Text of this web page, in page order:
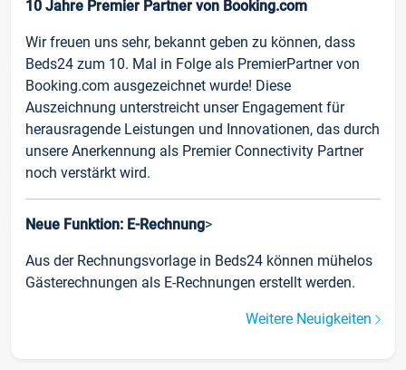
10 Jahre Premier Partner von Booking.com
Wir freuen uns sehr, bekannt geben zu können, dass
Beds24 zum 10. Mal in Folge als PremierPartner von
Booking.com ausgezeichnet wurde! Diese
Auszeichnung unterstreicht unser Engagement für
herausragende Leistungen und Innovationen, das durch
unsere Anerkennung als Premier Connectivity Partner
noch verstärkt wird.
Neue Funktion: E-Rechnung>
Aus der Rechnungsvorlage in Beds24 können mühelos
Gästerechnungen als E-Rechnungen erstellt werden.
Weitere Neuigkeiten